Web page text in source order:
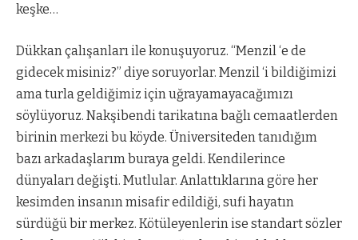
keşke…
Dükkan çalışanları ile konuşuyoruz. “Menzil ‘e de
gidecek misiniz?” diye soruyorlar. Menzil ‘i bildiğimizi
ama turla geldiğimiz için uğrayamayacağımızı
söylüyoruz. Nakşibendi tarikatına bağlı cemaatlerden
birinin merkezi bu köyde. Üniversiteden tanıdığım
bazı arkadaşlarım buraya geldi. Kendilerince
dünyaları değişti. Mutlular. Anlattıklarına göre her
kesimden insanın misafir edildiği, sufi hayatın
sürdüğü bir merkez. Kötüleyenlerin ise standart sözler